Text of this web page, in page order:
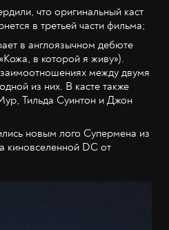
что оригинальный каст
в третьей части фильма;
в англоязычном дебюте
в которой я живу»).
между двумя
из них. В касте также
Тильда Суинтон и Джон
новым лого Супермена из
киновселенной DC от